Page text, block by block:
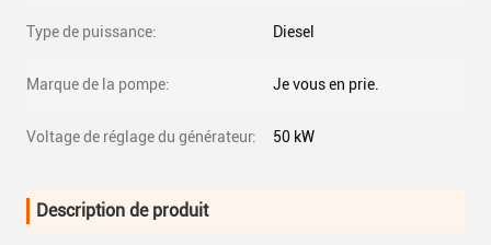
Type de puissance: Diesel
Marque de la pompe: Je vous en prie.
Voltage de réglage du générateur: 50 kW
Description de produit